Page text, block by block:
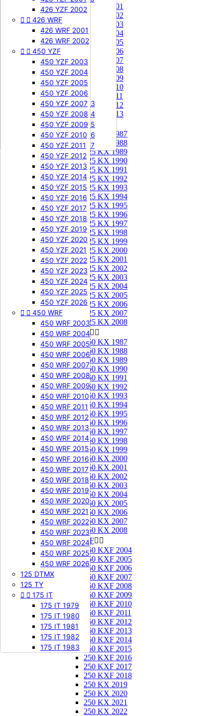
505 SXF
505 SXF 2007
505 SXF 2008
525 SXF
525 SXF 2003
525 SXF 2004
525 SXF 2005
525 SXF 2006
525 EXC-F
525 EXC-F 2003
525 EXC-F 2004
525 EXC-F 2005
525 EXC-F 2006
525 EXC-F 2007
426 YZF 2002
  426 WRF
426 WRF 2001
426 WRF 2002
  450 YZF
450 YZF 2003
450 YZF 2004
450 YZF 2005
450 YZF 2006
450 YZF 2007
450 YZF 2008
450 YZF 2009
450 YZF 2010
450 YZF 2011
450 YZF 2012
450 YZF 2013
450 YZF 2014
450 YZF 2015
450 YZF 2016
450 YZF 2017
450 YZF 2018
450 YZF 2019
450 YZF 2020
450 YZF 2021
450 YZF 2022
450 YZF 2023
450 YZF 2024
450 YZF 2025
450 YZF 2026
  450 WRF
450 WRF 2003
450 WRF 2004
450 WRF 2005
450 WRF 2006
450 WRF 2007
450 WRF 2008
450 WRF 2009
450 WRF 2010
450 WRF 2011
450 WRF 2012
450 WRF 2013
450 WRF 2014
450 WRF 2015
450 WRF 2016
450 WRF 2017
450 WRF 2018
450 WRF 2019
450 WRF 2020
450 WRF 2021
450 WRF 2022
450 WRF 2023
450 WRF 2024
450 WRF 2025
450 WRF 2026
125 DTMX
125 TY
  175 IT
175 IT 1979
175 IT 1980
175 IT 1981
175 IT 1982
175 IT 1983
85 KX 2001
85 KX 2002
85 KX 2003
85 KX 2004
85 KX 2005
85 KX 2006
85 KX 2007
85 KX 2008
85 KX 2009
85 KX 2010
85 KX 2011
85 KX 2012
85 KX 2013
125 KX 
125 KX 1987
125 KX 1988
125 KX 1989
125 KX 1990
125 KX 1991
125 KX 1992
125 KX 1993
125 KX 1994
125 KX 1995
125 KX 1996
125 KX 1997
125 KX 1998
125 KX 1999
125 KX 2000
125 KX 2001
125 KX 2002
125 KX 2003
125 KX 2004
125 KX 2005
125 KX 2006
125 KX 2007
125 KX 2008
250 KX 
250 KX 1987
250 KX 1988
250 KX 1989
250 KX 1990
250 KX 1991
250 KX 1992
250 KX 1993
250 KX 1994
250 KX 1995
250 KX 1996
250 KX 1997
250 KX 1998
250 KX 1999
250 KX 2000
250 KX 2001
250 KX 2002
250 KX 2003
250 KX 2004
250 KX 2005
250 KX 2006
250 KX 2007
250 KX 2008
250 KXF 
250 KXF 2004
250 KXF 2005
250 KXF 2006
250 KXF 2007
250 KXF 2008
250 KXF 2009
250 KXF 2010
250 KXF 2011
250 KXF 2012
250 KXF 2013
250 KXF 2014
250 KXF 2015
250 KXF 2016
250 KXF 2017
250 KXF 2018
250 KX 2019
250 KX 2020
250 KX 2021
250 KX 2022